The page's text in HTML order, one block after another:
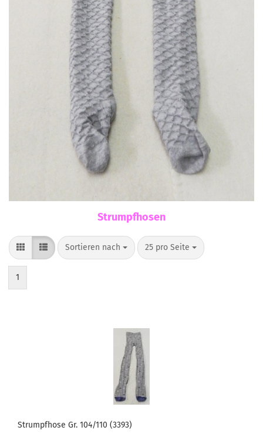
Strumpfhosen
Sortieren nach
Sortieren nach 25 pro Seite
pro Seite
1
Strumpfhose Gr. 104/110 (3393)